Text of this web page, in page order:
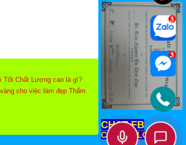
Tốt Chất Lượng cao là gì?
cho việc làm đẹp Thẩm
CHAT FB
CHAT ZALO